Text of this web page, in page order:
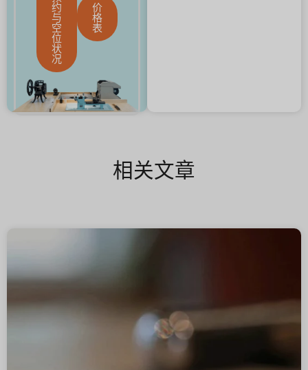
约
与
空
位
状
况
价
格
表
相关文章